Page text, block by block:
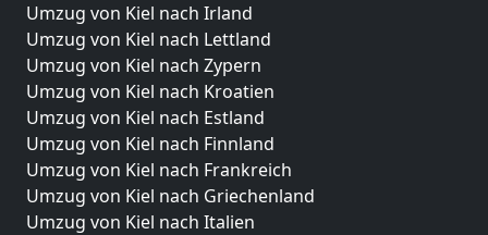
Umzug von Kiel nach Irland
Umzug von Kiel nach Lettland
Umzug von Kiel nach Zypern
Umzug von Kiel nach Kroatien
Umzug von Kiel nach Estland
Umzug von Kiel nach Finnland
Umzug von Kiel nach Frankreich
Umzug von Kiel nach Griechenland
Umzug von Kiel nach Italien